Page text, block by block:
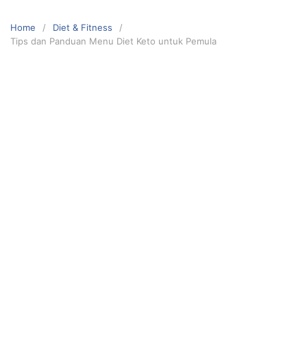
content
Home
Diet & Fitness
Tips dan Panduan Menu Diet Keto untuk Pemula